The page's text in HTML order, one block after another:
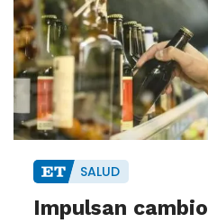
SALUD
Impulsan